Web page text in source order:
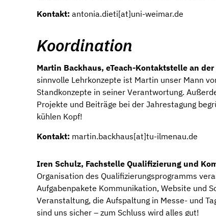
Kontakt: antonia.dieti[at]uni-weimar.de
Koordination
Martin Backhaus, eTeach-Kontaktstelle an
sinnvolle Lehrkonzepte ist Martin unser Mann
Standkonzepte in seiner Verantwortung.
Projekte und Beiträge bei der Jahrestagung
kühlen Kopf!
Kontakt: martin.backhaus[at]tu-ilmenau.de
Iren Schulz, Fachstelle Qualifizierung und
Organisation des Qualifizierungsprogramms
Aufgabenpakete Kommunikation, Website und
Veranstaltung, die Aufspaltung in Messe- und
sind uns sicher – zum Schluss wird alles gut!